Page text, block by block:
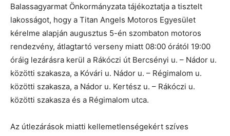
Balassagyarmat Önkormányzata tájékoztatja a tisztelt
lakosságot, hogy a Titan Angels Motoros Egyesület
kérelme alapján augusztus 5-én szombaton motoros
rendezvény, átlagtartó verseny miatt 08:00 órától 19:00
óráig lezárásra kerül a Rákóczi út Bercsényi u. – Nádor u.
közötti szakasza, a Kóvári u. Nádor u. – Régimalom u.
közötti szakasza, a Nádor u. Kertész u. – Rákóczi u.
közötti szakasza és a Régimalom utca.
Az útlezárások miatti kellemetlenségekért szíves